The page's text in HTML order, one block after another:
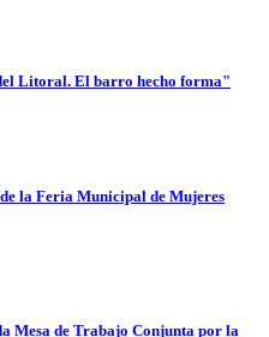
Litoral. El barro hecho forma"
la Feria Municipal de Mujeres
Mesa de Trabajo Conjunta por la